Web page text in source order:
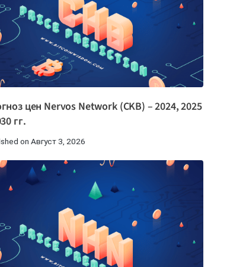
цен Nervos Network (CKB) – 2024, 2025
гг.
on Август 3, 2026